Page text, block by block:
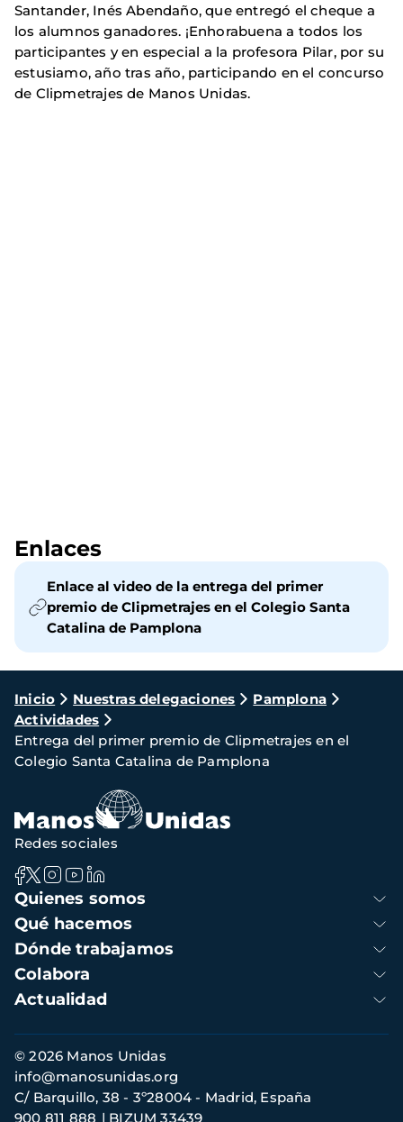
Santander, Inés Abendaño, que entregó el cheque a
los alumnos ganadores. ¡Enhorabuena a todos los
participantes y en especial a la profesora Pilar, por su
estusiamo, año tras año, participando en el concurso
de Clipmetrajes de Manos Unidas.
Enlaces
Enlace al video de la entrega del primer
premio de Clipmetrajes en el Colegio Santa
Catalina de Pamplona
Ruta
de
navegación
Inicio Nuestras delegaciones
Pamplona
Actividades
Entrega del primer premio de Clipmetrajes en el
Colegio Santa Catalina de Pamplona
Navegación
principal
Quienes somos
Qué hacemos
Dónde trabajamos
Colabora
Actualidad
Redes sociales
Información
de
contacto
© 2026 Manos Unidas
C/ Barquillo, 38 - 3º28004 - Madrid, España
900 811 888
BIZUM 33439
info@manosunidas.org